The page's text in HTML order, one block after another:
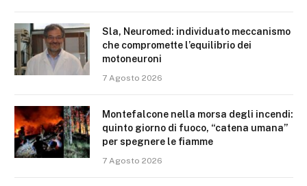
Sla, Neuromed: individuato meccanismo
che compromette l’equilibrio dei
motoneuroni
7 Agosto 2026
Montefalcone nella morsa degli incendi:
quinto giorno di fuoco, “catena umana”
per spegnere le fiamme
7 Agosto 2026